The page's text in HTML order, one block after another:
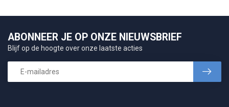
ABONNEER JE OP ONZE NIEUWSBRIEF
Blijf op de hoogte over onze laatste acties